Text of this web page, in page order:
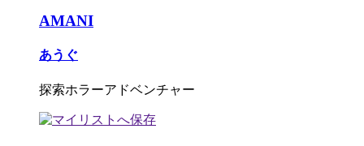
AMANI
あうぐ
探索ホラーアドベンチャー